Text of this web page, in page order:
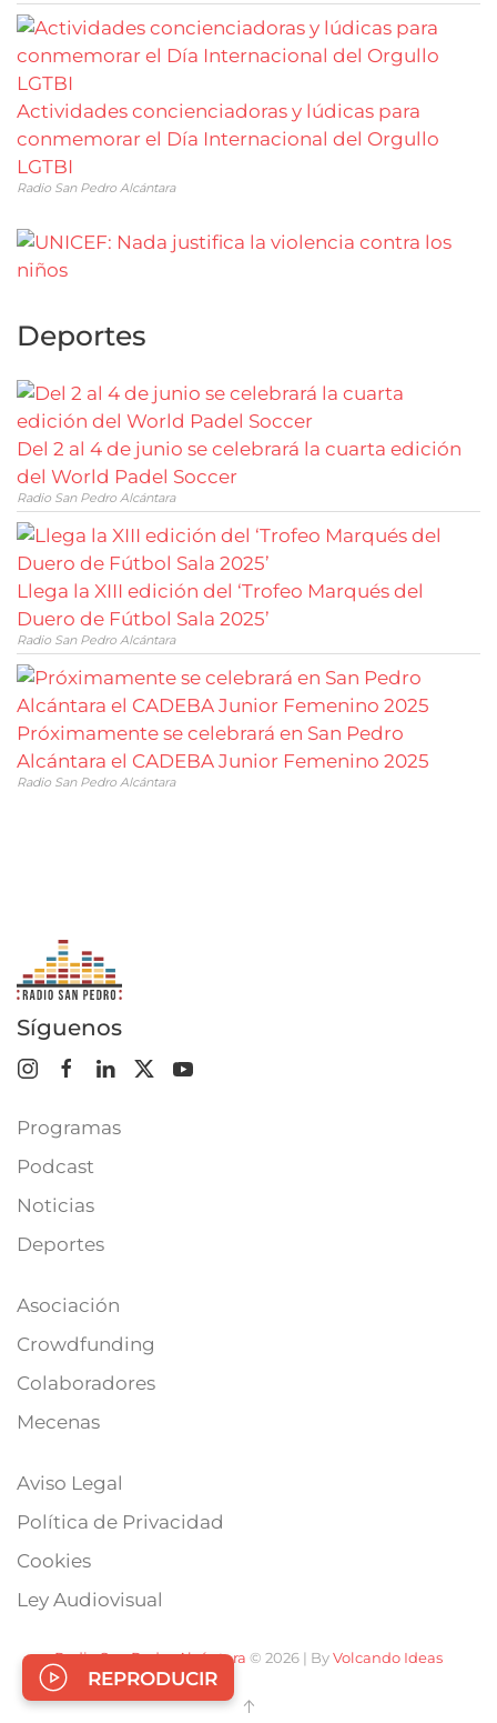
Actividades concienciadoras y lúdicas para
conmemorar el Día Internacional del Orgullo
LGTBI
Radio San Pedro Alcántara
Deportes
Del 2 al 4 de junio se celebrará la cuarta edición
del World Padel Soccer
Radio San Pedro Alcántara
Llega la XIII edición del ‘Trofeo Marqués del
Duero de Fútbol Sala 2025’
Radio San Pedro Alcántara
Próximamente se celebrará en San Pedro
Alcántara el CADEBA Junior Femenino 2025
Radio San Pedro Alcántara
Síguenos
Programas
Podcast
Noticias
Deportes
Asociación
Crowdfunding
Colaboradores
Mecenas
Aviso Legal
Política de Privacidad
Cookies
Ley Audiovisual
Radio San Pedro Alcántara © 2026 | ByVolcando Ideas
REPRODUCIR